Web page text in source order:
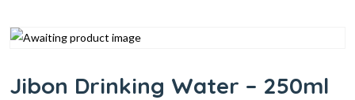
Jibon Drinking Water – 250ml